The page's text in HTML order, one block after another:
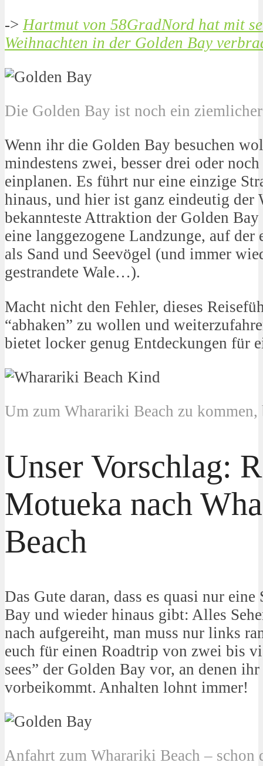
-> Hartmut von 58GradNord hat mit
Weihnachten in der Golden Bay
Die Golden Bay ist noch ein
Wenn ihr die Golden Bay besuchen
mindestens zwei, besser drei oder
einplanen. Es führt nur eine einzige
hinaus, und hier ist ganz eindeutig der
bekannteste Attraktion der Golden
eine langgezogene Landzunge, auf
als Sand und Seevögel (und immer
gestrandete Wale…).
Macht nicht den Fehler, dieses
“abhaken” zu wollen und
bietet locker genug Entdeckungen für
Um zum Wharariki Beach zu
Unser Vorschlag:
Motueka nach
Beach
Das Gute daran, dass es quasi nur
Bay und wieder hinaus gibt: Alles
nach aufgereiht, man muss nur links
euch für einen Roadtrip von zwei bis
sees” der Golden Bay vor, an denen
vorbeikommt. Anhalten lohnt immer!
Anfahrt zum Wharariki Beach –